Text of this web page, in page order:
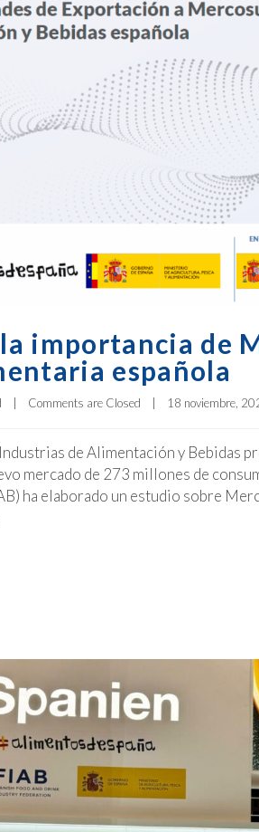
importancia de
española
Comments are Closed 18 noviembre,
de Alimentación y Bebidas
mercado de 273 millones de
ha elaborado un estudio sobre